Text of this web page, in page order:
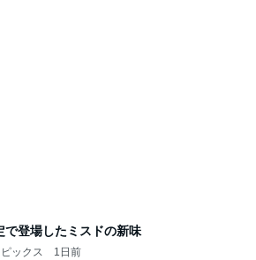
で登場したミスドの新味
ックス 1日前